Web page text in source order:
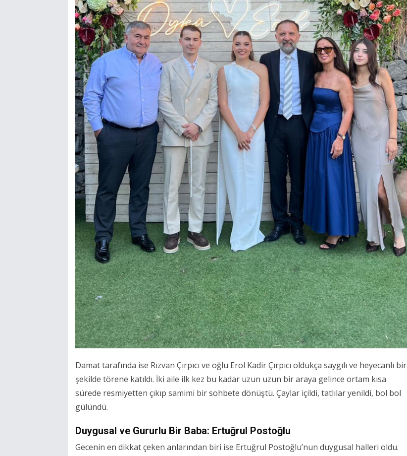
Damat tarafında ise Rızvan Çırpıcı ve oğlu Erol Kadir Çırpıcı oldukça saygılı ve heyecanlı bir
şekilde törene katıldı. İki aile ilk kez bu kadar uzun uzun bir araya gelince ortam kısa
sürede resmiyetten çıkıp samimi bir sohbete dönüştü. Çaylar içildi, tatlılar yenildi, bol bol
gülündü.
Duygusal ve Gururlu Bir Baba: Ertuğrul Postoğlu
Gecenin en dikkat çeken anlarından biri ise Ertuğrul Postoğlu’nun duygusal halleri oldu.